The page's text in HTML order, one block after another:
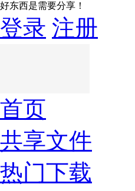
好东西是需要分享！
登录 注册
首页
共享文件
热门下载